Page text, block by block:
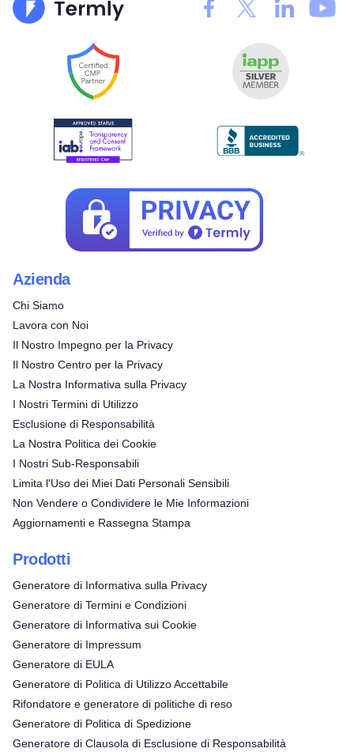
Azienda
Chi Siamo
Lavora con Noi
Il Nostro Impegno per la Privacy
Il Nostro Centro per la Privacy
La Nostra Informativa sulla Privacy
I Nostri Termini di Utilizzo
Esclusione di Responsabilità
La Nostra Politica dei Cookie
I Nostri Sub-Responsabili
Limita l'Uso dei Miei Dati Personali Sensibili
Non Vendere o Condividere le Mie Informazioni
Aggiornamenti e Rassegna Stampa
Prodotti
Generatore di Informativa sulla Privacy
Generatore di Termini e Condizioni
Generatore di Informativa sui Cookie
Generatore di Impressum
Generatore di EULA
Generatore di Politica di Utilizzo Accettabile
Rifondatore e generatore di politiche di reso
Generatore di Politica di Spedizione
Generatore di Clausola di Esclusione di Responsabilità